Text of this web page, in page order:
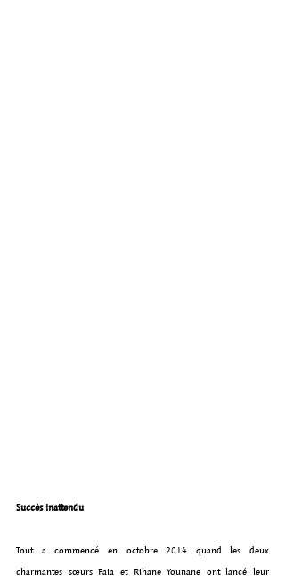
Succès inattendu
Tout a commencé en octobre 2014 quand les deux
charmantes sœurs Faia et Rihane Younane ont lancé leur